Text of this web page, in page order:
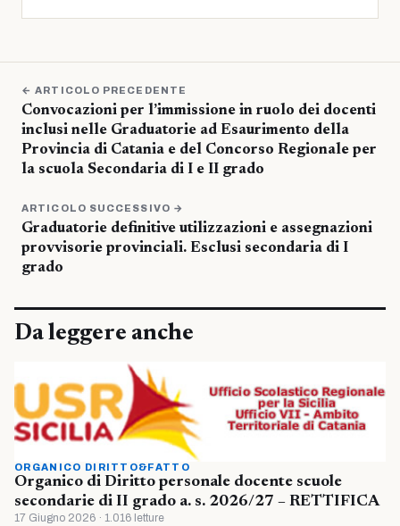
← ARTICOLO PRECEDENTE
Convocazioni per l’immissione in ruolo dei docenti
inclusi nelle Graduatorie ad Esaurimento della
Provincia di Catania e del Concorso Regionale per
la scuola Secondaria di I e II grado
ARTICOLO SUCCESSIVO →
Graduatorie definitive utilizzazioni e assegnazioni
provvisorie provinciali. Esclusi secondaria di I
grado
Da leggere anche
ORGANICO DIRITTO&FATTO
Organico di Diritto personale docente scuole
secondarie di II grado a. s. 2026/27 – RETTIFICA
17 Giugno 2026 · 1.016 letture